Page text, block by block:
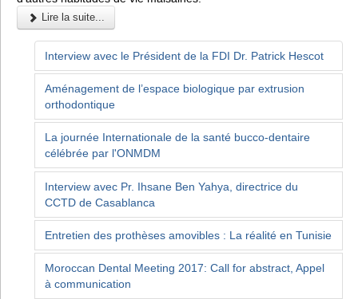
Lire la suite...
Interview avec le Président de la FDI Dr. Patrick Hescot
Aménagement de l’espace biologique par extrusion
orthodontique
La journée Internationale de la santé bucco-dentaire
célébrée par l'ONMDM
Interview avec Pr. Ihsane Ben Yahya, directrice du
CCTD de Casablanca
Entretien des prothèses amovibles : La réalité en Tunisie
Moroccan Dental Meeting 2017: Call for abstract, Appel
à communication